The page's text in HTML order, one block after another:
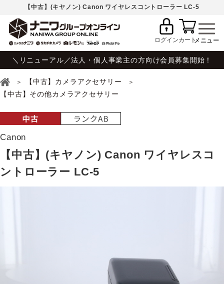
【中古】(キヤノン) Canon ワイヤレスコントローラー LC-5
ログインカート
＼リニューアル／法人・個人事業主の方向け会員募集開始！
【中古】カメラアクセサリー
【中古】その他カメラアクセサリー
Canon
【中古】(キヤノン) Canon ワイヤレスコ
ントローラー LC-5